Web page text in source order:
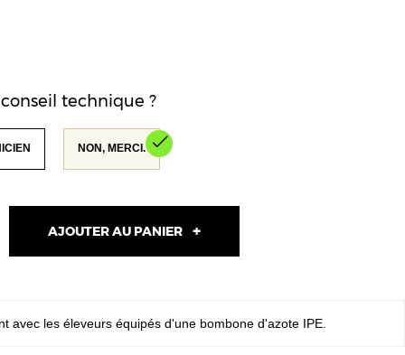
technique ?
NON, MERCI.
AJOUTER AU PANIER
avec les éleveurs équipés d'une bombone d'azote IPE.